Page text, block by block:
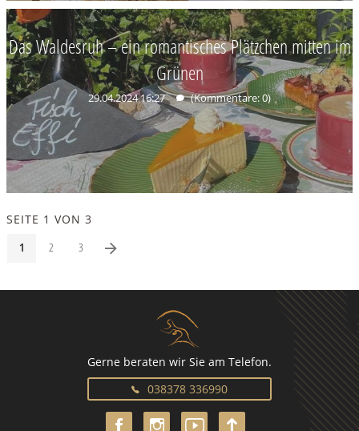
Das Waldesruh – ein romantisches Plätzchen mitten im
Grünen
29.04.2024 16:27 (Kommentare: 0)
SEITE 1 VON 3
1
2 3
Gerne beraten wir Sie am Telefon.
038378 336990